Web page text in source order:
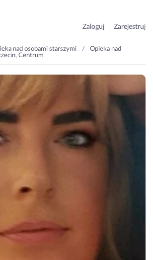
Zaloguj Zarejestruj
nad osobami starszymi
Opieka nad
Centrum